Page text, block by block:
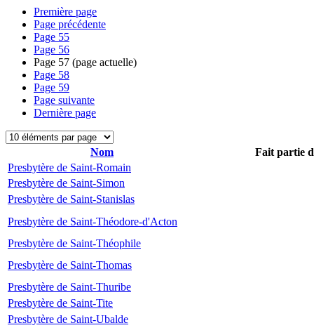
Première page
Page précédente
Page 55
Page 56
Page 57 (page actuelle)
Page 58
Page 59
Page suivante
Dernière page
Nom
Fait partie
Presbytère de Saint-Romain
Presbytère de Saint-Simon
Presbytère de Saint-Stanislas
Presbytère de Saint-Théodore-d'Acton
Presbytère de Saint-Théophile
Presbytère de Saint-Thomas
Presbytère de Saint-Thuribe
Presbytère de Saint-Tite
Presbytère de Saint-Ubalde